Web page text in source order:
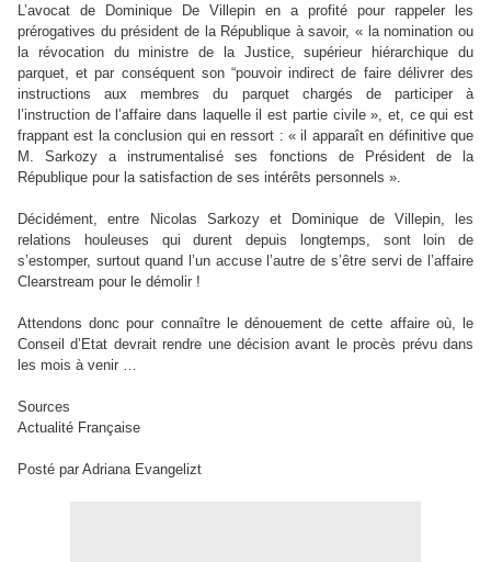
L’avocat de Dominique De Villepin en a profité pour rappeler les
prérogatives du président de la République à savoir, « la nomination ou
la révocation du ministre de la Justice, supérieur hiérarchique du
parquet, et par conséquent son “pouvoir indirect de faire délivrer des
instructions aux membres du parquet chargés de participer à
l’instruction de l’affaire dans laquelle il est partie civile », et, ce qui est
frappant est la conclusion qui en ressort : « il apparaît en définitive que
M. Sarkozy a instrumentalisé ses fonctions de Président de la
République pour la satisfaction de ses intérêts personnels ».
Décidément, entre Nicolas Sarkozy et Dominique de Villepin, les
relations houleuses qui durent depuis longtemps, sont loin de
s’estomper, surtout quand l’un accuse l’autre de s’être servi de l’affaire
Clearstream pour le démolir !
Attendons donc pour connaître le dénouement de cette affaire où, le
Conseil d’Etat devrait rendre une décision avant le procès prévu dans
les mois à venir …
Sources
Actualité Française
Posté par Adriana Evangelizt